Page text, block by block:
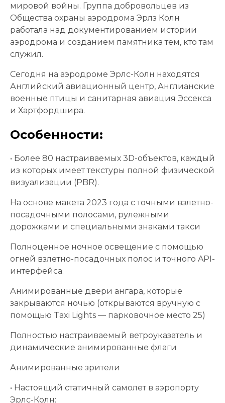
мировой войны. Группа добровольцев из
Общества охраны аэродрома Эрлз Колн
работала над документированием истории
аэродрома и созданием памятника тем, кто там
служил.
Сегодня на аэродроме Эрлс-Колн находятся
Английский авиационный центр, Англианские
военные птицы и санитарная авиация Эссекса
и Хартфордшира.
Особенности:
• Более 80 настраиваемых 3D-объектов, каждый
из которых имеет текстуры полной физической
визуализации (PBR).
На основе макета 2023 года с точными взлетно-
посадочными полосами, рулежными
дорожками и специальными знаками такси
Полноценное ночное освещение с помощью
огней взлетно-посадочных полос и точного API-
интерфейса.
Анимированные двери ангара, которые
закрываются ночью (открываются вручную с
помощью Taxi Lights — парковочное место 25)
Полностью настраиваемый ветроуказатель и
динамические анимированные флаги
Анимированные зрители
• Настоящий статичный самолет в аэропорту
Эрлс-Колн: